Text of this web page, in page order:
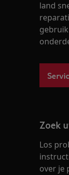
land
Zoek
Los
over je